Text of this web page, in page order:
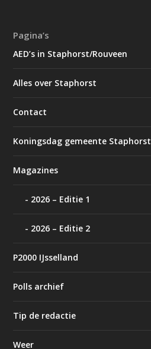
Pagina’s
AED’s in Staphorst/Rouveen
Alles over Staphorst
Contact
Koningsdag gemeente Staphorst
Magazines
2026 – Editie 1
2026 – Editie 2
P2000 IJsselland
Polls archief
Tip de redactie
Weer